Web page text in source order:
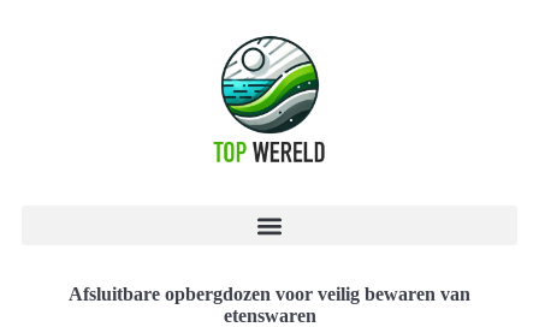
Afsluitbare opbergdozen voor veilig bewaren van
etenswaren